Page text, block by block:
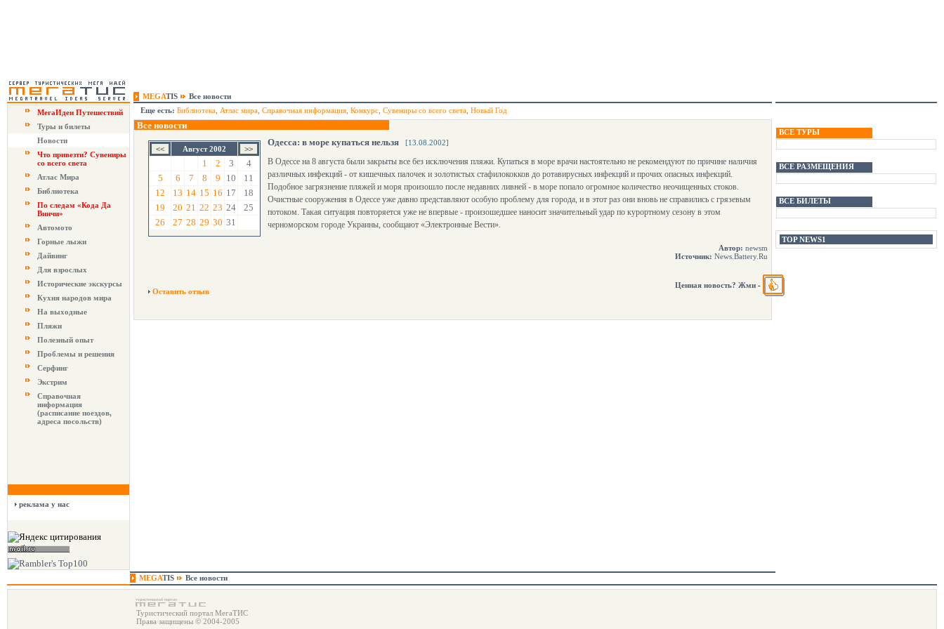
MEGATIS
Все новости
МегаИдеи Путешествий
Туры и билеты
Новости
Что привезти? Сувениры
со всего света
Атлас Мира
Библиотека
По следам «Кода Да
Винчи»
Автомото
Горные лыжи
Дайвинг
Для взрослых
Исторические экскурсы
Кухня народов мира
На выходные
Пляжи
Полезный опыт
Проблемы и решения
Серфинг
Экстрим
Справочная
информация
(расписание поездов,
адреса посольств)
реклама у нас
Еще есть: Библиотека Атлас мира Справочная информация Конкурс Сувениры со всего света Новый Год
Все новости
Август 2002
1 2 3
4
5
6 7 8 9 10
11
12
13 14 15 16 17
18
19
20 21 22 23 24
25
26
27 28 29 30 31
Одесса: в море купаться нельзя [13.08.2002]
В Одессе на 8 августа были закрыты все без исключения пляжи. Купаться в море врачи настоятельно не рекомендуют по причине наличия
различных инфекций - от кишечных палочек и золотистых стафилококков до ротавирусных инфекций и прочих опасных инфекций.
Подобное загрязнение пляжей и моря произошло после недавних ливней - в море попало огромное количество неочищенных стоков.
Очистные сооружения в Одессе уже давно представляют особую проблему для города, и в этот раз они вновь не справились с грязевым
потоком. Такая ситуация повторяется уже не впервые - произошедшее наносит значительный удар по курортному сезону в этом
черноморском городе Украины, сообщают «Электронные Вести».
Автор: newsm
Источник: News.Battery.Ru
Оставить отзыв
Ценная новость? Жми -
ВСЕ ТУРЫ
ВСЕ РАЗМЕЩЕНИЯ
ВСЕ БИЛЕТЫ
TOP NEWS1
MEGATIS Все новости
Туристический портал МегаТИС
Права защищены © 2004-2005